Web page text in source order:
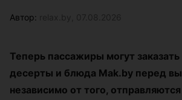
Автор:
Теперь пассажиры могут
десерты и блюда Mak.by перед
независимо от того,